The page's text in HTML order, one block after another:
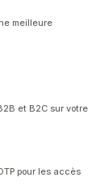
meilleure
et B2C sur votre
pour les accès